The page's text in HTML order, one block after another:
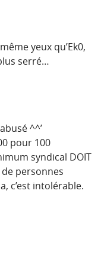
yeux qu’Ek0,
serré…
abusé ^^’
pour 100
syndical DOIT
personnes
c’est intolérable.